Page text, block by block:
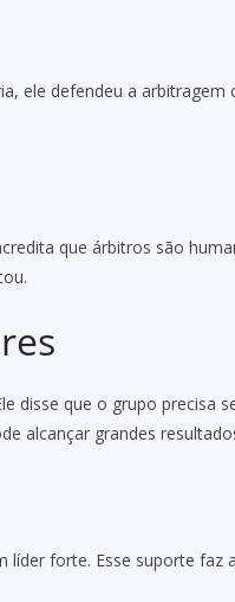
ele defendeu a arbitragem
que árbitros são
disse que o grupo precisa
alcançar grandes
líder forte. Esse suporte faz